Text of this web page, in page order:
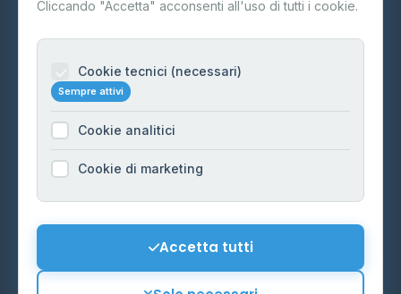
Informazioni legali
Cookie Policy
Preferenze Cookie
Mappa del sito
Cliccando "Accetta" acconsenti all'uso di tutti i cookie.
Cookie tecnici (necessari)
Sempre attivi
Cookie analitici
Cookie di marketing
Accetta tutti